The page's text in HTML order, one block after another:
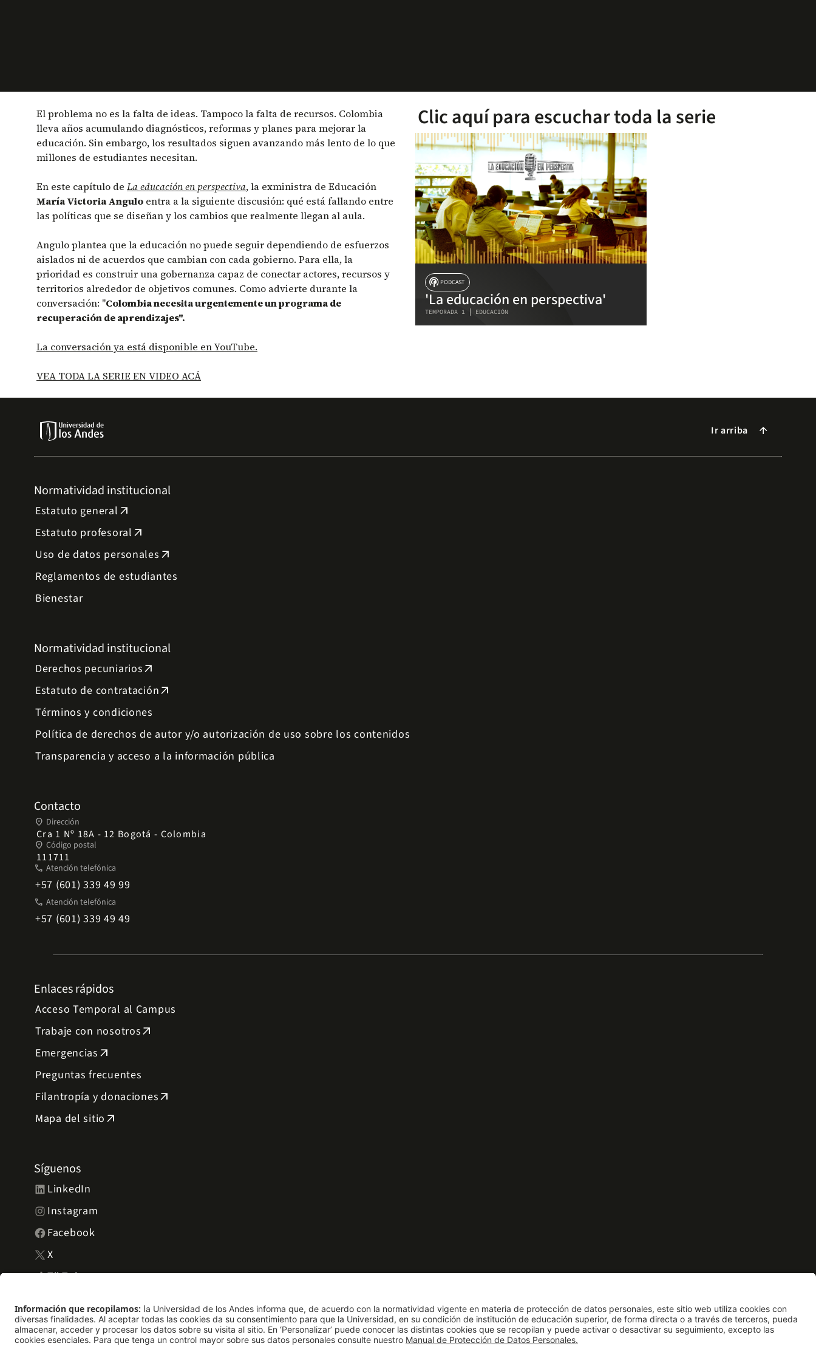
El problema no es la falta de ideas. Tampoco la falta de recursos. Colombia
lleva años acumulando diagnósticos, reformas y planes para mejorar la
educación. Sin embargo, los resultados siguen avanzando más lento de lo que
millones de estudiantes necesitan.
En este capítulo de La educación en perspectiva, la exministra de Educación
María Victoria Angulo entra a la siguiente discusión: qué está fallando entre
las políticas que se diseñan y los cambios que realmente llegan al aula.
Angulo plantea que la educación no puede seguir dependiendo de esfuerzos
aislados ni de acuerdos que cambian con cada gobierno. Para ella, la
prioridad es construir una gobernanza capaz de conectar actores, recursos y
territorios alrededor de objetivos comunes. Como advierte durante la
conversación: "Colombia necesita urgentemente un programa de
recuperación de aprendizajes".
La conversación ya está disponible en YouTube.
VEA TODA LA SERIE EN VIDEO ACÁ
Clic aquí para escuchar toda la serie
podcasts PODCAST
'La educación en perspectiva'
TEMPORADA 1 EDUCACIÓN
Ir arriba arrow_forward
Normatividad institucional
Estatuto general arrow_outward
Estatuto profesoral arrow_outward
Uso de datos personales arrow_outward
Reglamentos de estudiantes
Bienestar
Normatividad institucional
Derechos pecuniariosarrow_outward
Estatuto de contrataciónarrow_outward
Términos y condiciones
Política de derechos de autor y/o autorización de uso sobre los contenidos
Transparencia y acceso a la información pública
Contacto
place Dirección
Cra 1 Nº 18A - 12 Bogotá - Colombia
place Código postal
111711
phone Atención telefónica
+57 (601) 339 49 99
phone Atención telefónica
+57 (601) 339 49 49
Enlaces rápidos
Acceso Temporal al Campus
Trabaje con nosotrosarrow_outward
Emergencias arrow_outward
Preguntas frecuentes
Filantropía y donacionesarrow_outward
Mapa del sitio arrow_outward
Síguenos
LinkedIn
Instagram
Facebook
X
TikTok